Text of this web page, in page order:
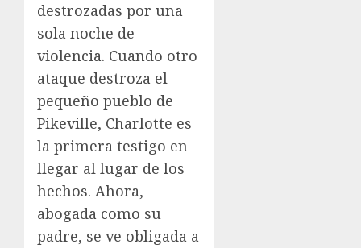
destrozadas por una
sola noche de
violencia. Cuando otro
ataque destroza el
pequeño pueblo de
Pikeville, Charlotte es
la primera testigo en
llegar al lugar de los
hechos. Ahora,
abogada como su
padre, se ve obligada a